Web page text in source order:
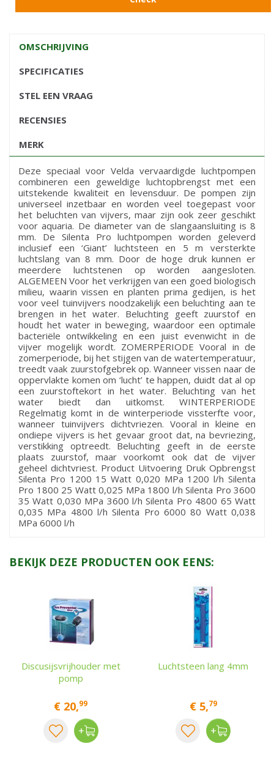
OMSCHRIJVING
SPECIFICATIES
STEL EEN VRAAG
RECENSIES
MERK
Deze speciaal voor Velda vervaardigde luchtpompen
combineren een geweldige luchtopbrengst met een
uitstekende kwaliteit en levensduur. De pompen zijn
universeel inzetbaar en worden veel toegepast voor
het beluchten van vijvers, maar zijn ook zeer geschikt
voor aquaria. De diameter van de slangaansluiting is 8
mm. De Silenta Pro luchtpompen worden geleverd
inclusief een ‘Giant’ luchtsteen en 5 m versterkte
luchtslang van 8 mm. Door de hoge druk kunnen er
meerdere luchtstenen op worden aangesloten.
ALGEMEEN Voor het verkrijgen van een goed biologisch
milieu, waarin vissen en planten prima gedijen, is het
voor veel tuinvijvers noodzakelijk een beluchting aan te
brengen in het water. Beluchting geeft zuurstof en
houdt het water in beweging, waardoor een optimale
bacteriële ontwikkeling en een juist evenwicht in de
vijver mogelijk wordt. ZOMERPERIODE Vooral in de
zomerperiode, bij het stijgen van de watertemperatuur,
treedt vaak zuurstofgebrek op. Wanneer vissen naar de
oppervlakte komen om ‘lucht’ te happen, duidt dat al op
een zuurstoftekort in het water. Beluchting van het
water biedt dan uitkomst. WINTERPERIODE
Regelmatig komt in de winterperiode vissterfte voor,
wanneer tuinvijvers dichtvriezen. Vooral in kleine en
ondiepe vijvers is het gevaar groot dat, na bevriezing,
verstikking optreedt. Beluchting geeft in de eerste
plaats zuurstof, maar voorkomt ook dat de vijver
geheel dichtvriest. Product Uitvoering Druk Opbrengst
Silenta Pro 1200 15 Watt 0,020 MPa 1200 l/h Silenta
Pro 1800 25 Watt 0,025 MPa 1800 l/h Silenta Pro 3600
35 Watt 0,030 MPa 3600 l/h Silenta Pro 4800 65 Watt
0,035 MPa 4800 l/h Silenta Pro 6000 80 Watt 0,038
MPa 6000 l/h
BEKIJK DEZE PRODUCTEN OOK EENS:
Discusijsvrijhouder met
pomp
€ 20,99
Luchtsteen lang 4mm
€ 5,79